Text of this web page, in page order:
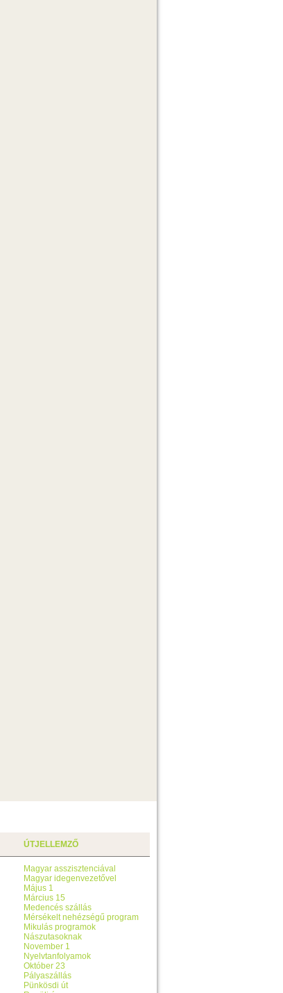
ÚTJELLEMZŐ
Magyar asszisztenciával
Magyar idegenvezetővel
Május 1
Március 15
Medencés szállás
Mérsékelt nehézségű program
Mikulás programok
Nászutasoknak
November 1
Nyelvtanfolyamok
Október 23
Pályaszállás
Pünkösdi út